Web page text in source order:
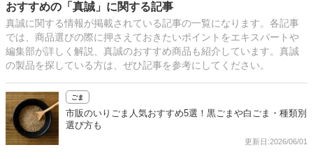
おすすめの「真誠」に関する記事
真誠に関する情報が掲載されている記事の一覧になります。各記事
では、商品選びの際に押さえておきたいポイントをエキスパートや
編集部が詳しく解説、真誠のおすすめ商品も紹介しています。真誠
の製品を探している方は、ぜひ記事を参考にしてください。
ごま
市販のいりごま人気おすすめ5選！黒ごまや白ごま・種類別
選び方も
更新日:2026/06/01